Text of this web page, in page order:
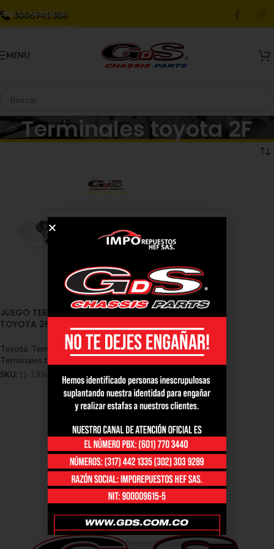
Skip to navigation
Skip to main content
3006941388
MENU
Terminales toyota 2F
JUEGO TERMINALES (5)
TOYOTA 2F (11-1306)
Toyota Terminales - Toyota,
Terminales toyota 2F
SKU: 11-1306